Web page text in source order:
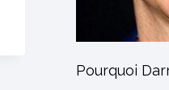
Pourquoi